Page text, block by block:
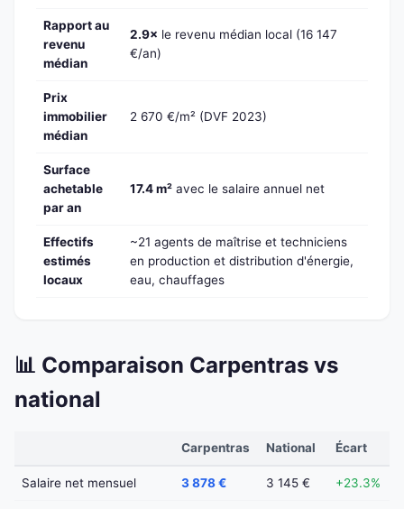
Rapport au
revenu
médian
2.9× le revenu médian local (16 147
€/an)
Prix
immobilier
médian
2 670 €/m² (DVF 2023)
Surface
achetable
par an
17.4 m² avec le salaire annuel net
Effectifs
estimés
locaux
~21 agents de maîtrise et techniciens
en production et distribution d'énergie,
eau, chauffages
📊 Comparaison Carpentras vs
national
Carpentras National Écart
Salaire net mensuel 3 878 € 3 145 € +23.3%